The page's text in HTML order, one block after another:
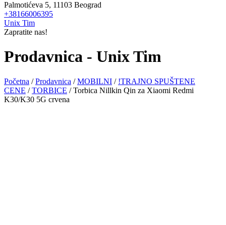
Palmotićeva 5, 11103 Beograd
+38166006395
Unix Tim
Zapratite nas!
Prodavnica - Unix Tim
Početna /Prodavnica /MOBILNI / !TRAJNO SPUŠTENE
CENE /TORBICE / Torbica Nillkin Qin za Xiaomi Redmi
K30/K30 5G crvena